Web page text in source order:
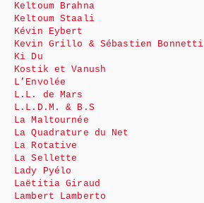
Keltoum Brahna
Keltoum Staali
Kévin Eybert
Kevin Grillo & Sébastien Bonnetti
Ki Du
Kostik et Vanush
L’Envolée
L.L. de Mars
L.L.D.M. & B.S
La Maltournée
La Quadrature du Net
La Rotative
La Sellette
Lady Pyélo
Laëtitia Giraud
Lambert Lamberto